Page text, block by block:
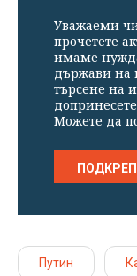
Уважаеми
прочетете
имаме
държави на
търсене на
Можете да
Путин